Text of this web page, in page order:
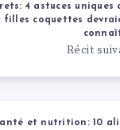
4 astuces uniques
filles coquettes
Récit
et nutrition: 10